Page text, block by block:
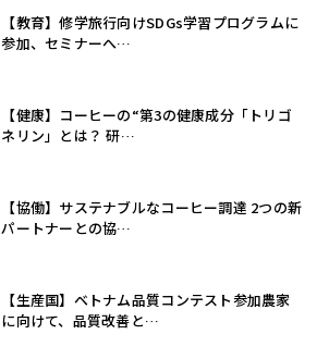
【教育】修学旅行向けSDGs学習プログラムに
参加、セミナーへ…
【健康】コーヒーの“第3の健康成分「トリゴ
ネリン」とは？ 研…
【協働】サステナブルなコーヒー調達 2つの新
パートナーとの協…
【生産国】ベトナム品質コンテスト参加農家
に向けて、品質改善と…